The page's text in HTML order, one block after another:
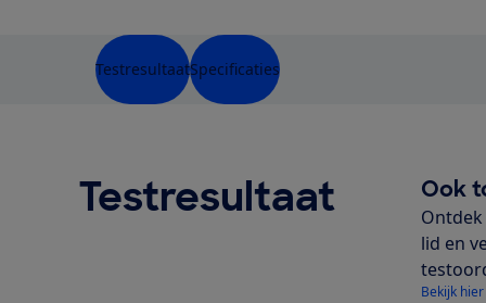
TestresultaatSpecificaties
Testresultaat Ook
lid en
Bekijk